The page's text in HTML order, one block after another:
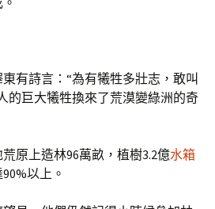
有詩言：“為有犧牲多壯志，敢叫
的巨大犧牲換來了荒漠變綠洲的奇
原上造林96萬畝，植樹3.2億水箱
以上。